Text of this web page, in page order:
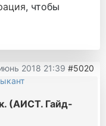
, чтобы
2018 21:39 #5020
(АИСТ. Гайд-